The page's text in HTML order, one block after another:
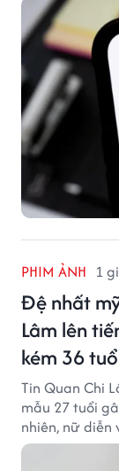
PHIM ẢNH 1
Đệ nhất
Lâm lên
kém 36
Tin Quan Chi
mẫu 27 tuổi
nhiên, nữ
này.